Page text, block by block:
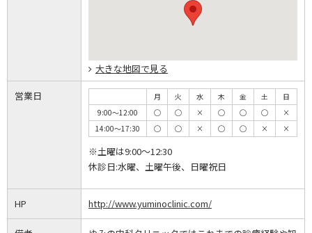
大きな地図で見る
営業日 月 火 水 木 金 土
日
9:00～12:00
◯ ◯ × ◯ ◯ ◯
×
14:00～17:30
◯ ◯ × ◯ ◯ × ×
※土曜は9:00～12:30
休診日:水曜、土曜午後、日曜祝日
HP http://www.yuminoclinic.com/